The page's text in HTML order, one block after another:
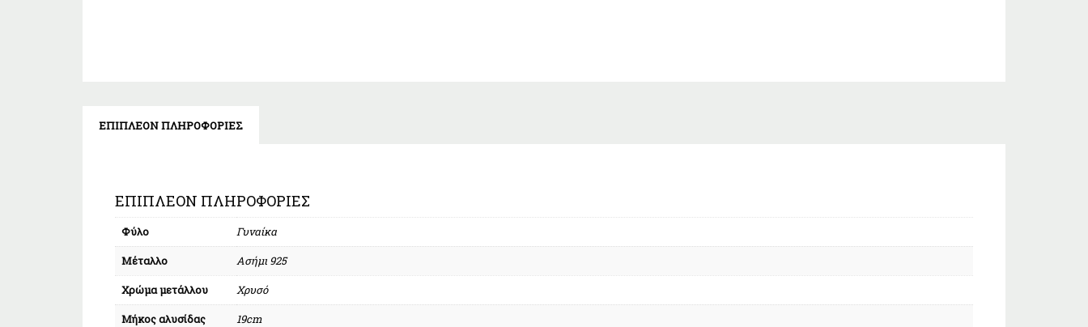
ΕΠΙΠΛΈΟΝ ΠΛΗΡΟΦΟΡΊΕΣ
ΕΠΙΠΛΈΟΝ ΠΛΗΡΟΦΟΡΊΕΣ
Φύλο
Γυναίκα
Μέταλλο
Ασήμι 925
Χρώμα μετάλλου
Χρυσό
Μήκος αλυσίδας
19cm